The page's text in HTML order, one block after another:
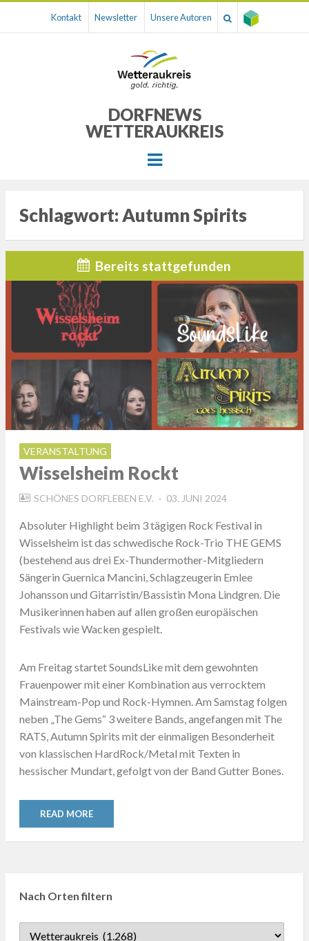
Kontakt Newsletter Unsere Autoren
DORFNEWS
WETTERAUKREIS
Menu
Schlagwort:Autumn Spirits
Bereits stattgefunden
VERANSTALTUNG
Wisselsheim Rockt
SCHÖNES DORFLEBEN E.V.
POSTED
03. JUNI 2024
Absoluter Highlight beim 3 tägigen Rock Festival in
Wisselsheim ist das schwedische Rock-Trio THE GEMS
(bestehend aus drei Ex-Thundermother-Mitgliedern
Sängerin Guernica Mancini, Schlagzeugerin Emlee
Johansson und Gitarristin/Bassistin Mona Lindgren. Die
Musikerinnen haben auf allen großen europäischen
Festivals wie Wacken gespielt.
Am Freitag startet SoundsLike mit dem gewohnten
Frauenpower mit einer Kombination aus verrocktem
Mainstream-Pop und Rock-Hymnen. Am Samstag folgen
neben „The Gems“ 3 weitere Bands, angefangen mit The
RATS, Autumn Spirits mit der einmaligen Besonderheit
von klassischen HardRock/Metal mit Texten in
hessischer Mundart, gefolgt von der Band Gutter Bones.
READ MORE
Nach Orten filtern